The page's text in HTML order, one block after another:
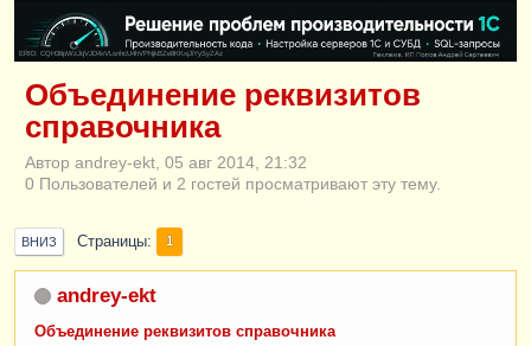
ERID: CQH36pWzJqVJD4xVLsnhcU4hVPNjkBZe8KKxjJiYySyZAz
Объединение реквизитов
справочника
Автор andrey-ekt, 05 авг 2014, 21:32
0 Пользователей и 2 гостей просматривают эту тему.
ВНИЗ Страницы 1
andrey-ekt
Объединение реквизитов справочника